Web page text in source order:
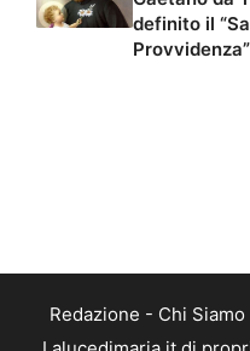
definito il
Provvidenza”
Redazione - Chi Siamo